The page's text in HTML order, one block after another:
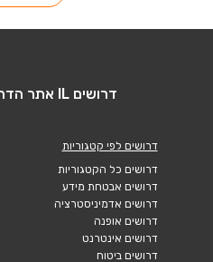
דרושים IL אתר הדרושים של ישראל
דרושים לפי קטגוריות
דרושים כל הקטגוריות
דרושים אבטחת מידע
דרושים אדמיניסטרציה
דרושים אופנה
דרושים אינטרנט
דרושים ביטוח